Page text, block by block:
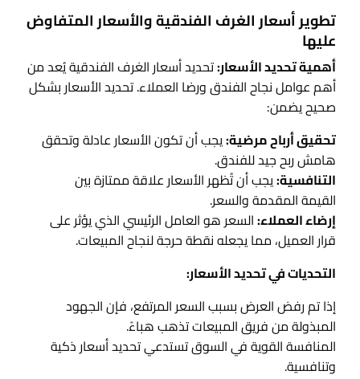
تطوير أسعار الغرف الفندقية والأسعار المتفاوض
عليها
أهمية تحديد الأسعار:تحديد أسعار الغرف الفندقية يُعد من
أهم عوامل نجاح الفندق ورضا العملاء. تحديد الأسعار بشكل
صحيح يضمن:
تحقيق أرباح مرضية:يجب أن تكون الأسعار عادلة وتحقق
هامش ربح جيد للفندق.
التنافسية:يجب أن تُظهر الأسعار علاقة ممتازة بين
القيمة المقدمة والسعر.
إرضاء العملاء:السعر هو العامل الرئيسي الذي يؤثر على
قرار العميل، مما يجعله نقطة حرجة لنجاح المبيعات.
التحديات في تحديد الأسعار:
إذا تم رفض العرض بسبب السعر المرتفع، فإن الجهود
المبذولة من فريق المبيعات تذهب هباءً.
المنافسة القوية في السوق تستدعي تحديد أسعار ذكية
وتنافسية.